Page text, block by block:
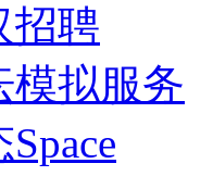
招聘
模拟服务
Space